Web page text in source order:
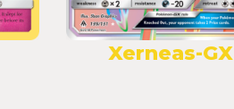
Xerneas-GX